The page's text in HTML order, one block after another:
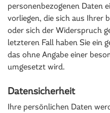
personenbezogenen Daten
vorliegen, die sich aus Ihrer
oder sich der Widerspruch
letzteren Fall haben Sie ein
das ohne Angabe einer
umgesetzt wird.
Datensicherheit
Ihre persönlichen Daten